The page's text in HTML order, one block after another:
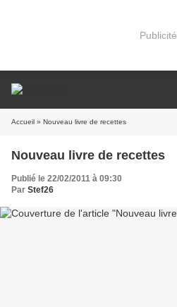
Publicité
Accueil » Nouveau livre de recettes
Nouveau livre de recettes
Publié le 22/02/2011 à 09:30
Par Stef26